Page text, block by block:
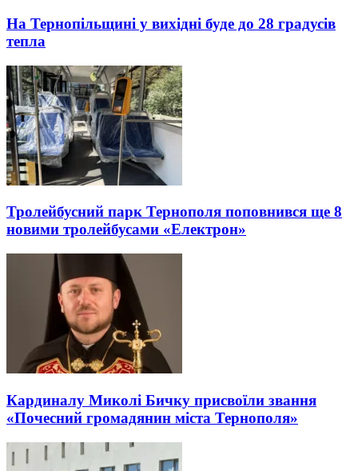
На Тернопільщині у вихідні буде до 28 градусів
тепла
Тролейбусний парк Тернополя поповнився ще 8
новими тролейбусами «Електрон»
Кардиналу Миколі Бичку присвоїли звання
«Почесний громадянин міста Тернополя»